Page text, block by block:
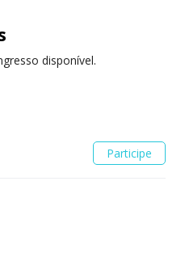
disponível.
Participe